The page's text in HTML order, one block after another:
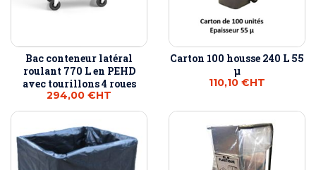
Bac conteneur latéral
roulant 770 L en PEHD
avec tourillons 4 roues
294,00 €HT
Carton 100 housse 240 L 55
µ
110,10 €HT